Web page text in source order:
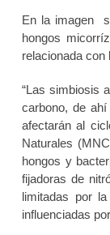
En la imagen
hongos
relacionada
“Las simbiosis
carbono, de
afectarán al
Naturales
hongos y
fijadoras de
limitadas por
influenciadas